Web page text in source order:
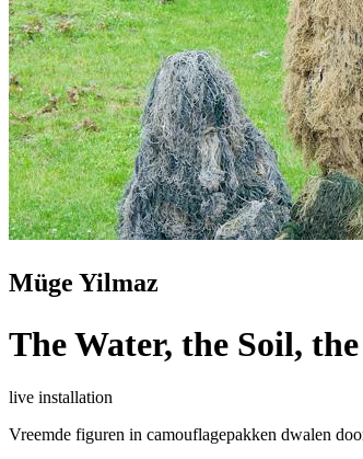
Müge Yilmaz
The Water, the Soil,
live installation
Vreemde figuren in camouflagepakken dwalen